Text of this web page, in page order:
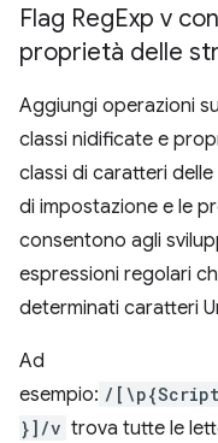
Flag RegExp v
proprietà delle
Aggiungi operazioni
classi nidificate e
classi di caratteri
di impostazione e le
consentono agli
espressioni regolari
determinati caratteri
Ad
esempio: /
}]/v trova tutte le